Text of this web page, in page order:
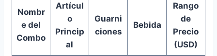
Nombr
e del
Combo
Artícul
o
Princip
al
Guarni
ciones
Bebida
Rango
de
Precio
(USD)